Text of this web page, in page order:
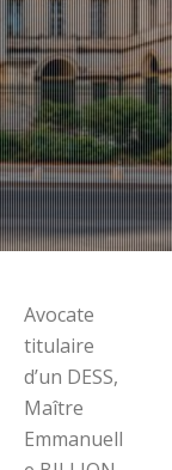
Avocate
titulaire
d’un DESS,
Maître
Emmanuell